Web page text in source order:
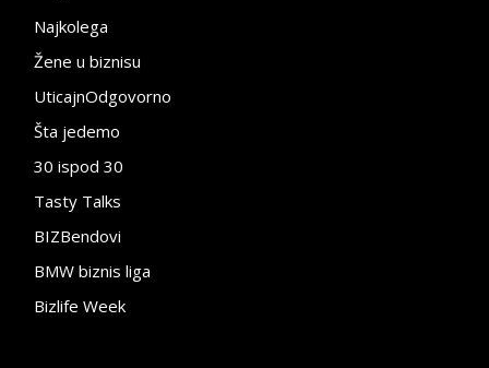
Najkolega
Žene u biznisu
UticajnOdgovorno
Šta jedemo
30 ispod 30
Tasty Talks
BIZBendovi
BMW biznis liga
Bizlife Week